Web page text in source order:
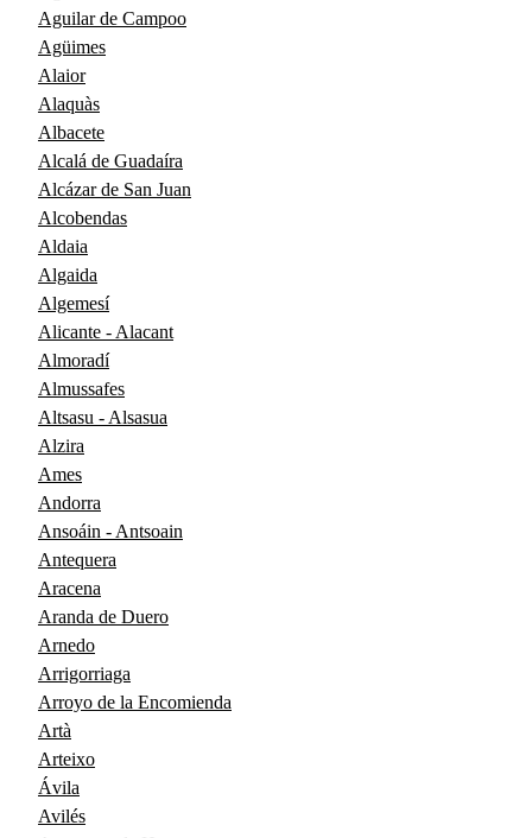
Aguilar de Campoo
Agüimes
Alaior
Alaquàs
Albacete
Alcalá de Guadaíra
Alcázar de San Juan
Alcobendas
Aldaia
Algaida
Algemesí
Alicante - Alacant
Almoradí
Almussafes
Altsasu - Alsasua
Alzira
Ames
Andorra
Ansoáin - Antsoain
Antequera
Aracena
Aranda de Duero
Arnedo
Arrigorriaga
Arroyo de la Encomienda
Artà
Arteixo
Ávila
Avilés